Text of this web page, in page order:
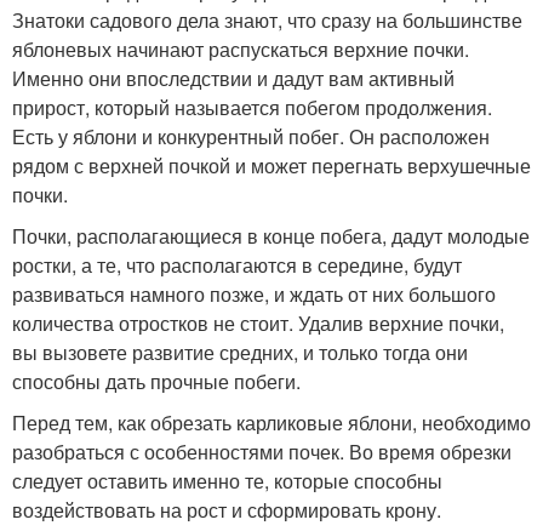
Знатоки садового дела знают, что сразу на большинстве
яблоневых начинают распускаться верхние почки.
Именно они впоследствии и дадут вам активный
прирост, который называется побегом продолжения.
Есть у яблони и конкурентный побег. Он расположен
рядом с верхней почкой и может перегнать верхушечные
почки.
Почки, располагающиеся в конце побега, дадут молодые
ростки, а те, что располагаются в середине, будут
развиваться намного позже, и ждать от них большого
количества отростков не стоит. Удалив верхние почки,
вы вызовете развитие средних, и только тогда они
способны дать прочные побеги.
Перед тем, как обрезать карликовые яблони, необходимо
разобраться с особенностями почек. Во время обрезки
следует оставить именно те, которые способны
воздействовать на рост и сформировать крону.